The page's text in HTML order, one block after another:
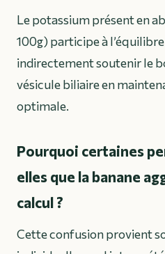
Le potassium présent en
100g) participe à
indirectement soutenir le
vésicule biliaire en
optimale.
Pourquoi certaines
elles que la banane
calcul ?
Cette confusion provient